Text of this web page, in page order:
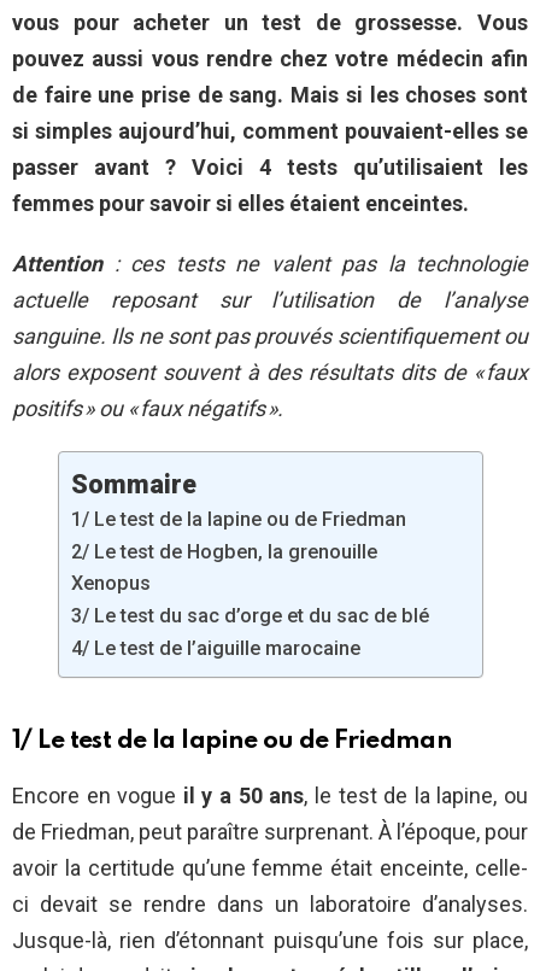
vous pour acheter un test de grossesse. Vous
pouvez aussi vous rendre chez votre médecin afin
de faire une prise de sang. Mais si les choses sont
si simples aujourd’hui, comment pouvaient-elles se
passer avant ? Voici 4 tests qu’utilisaient les
femmes pour savoir si elles étaient enceintes.
Attention: ces tests ne valent pas la technologie
actuelle reposant sur l’utilisation de l’analyse
sanguine. Ils ne sont pas prouvés scientifiquement ou
alors exposent souvent à des résultats dits de « faux
positifs » ou « faux négatifs ».
Sommaire
1/ Le test de la lapine ou de Friedman
2/ Le test de Hogben, la grenouille
Xenopus
3/ Le test du sac d’orge et du sac de blé
4/ Le test de l’aiguille marocaine
1/ Le test de la lapine ou de Friedman
Encore en vogue il y a 50 ans, le test de la lapine, ou
de Friedman, peut paraître surprenant. À l’époque, pour
avoir la certitude qu’une femme était enceinte, celle-
ci devait se rendre dans un laboratoire d’analyses.
Jusque-là, rien d’étonnant puisqu’une fois sur place,